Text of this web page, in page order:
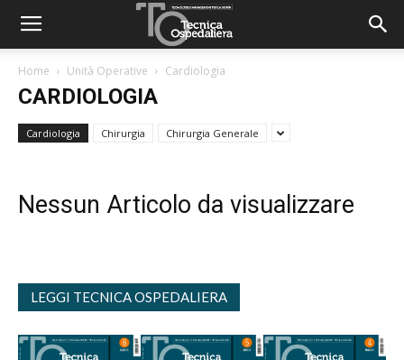
Home Unità Operative Cardiologia
CARDIOLOGIA
Cardiologia Chirurgia Chirurgia Generale
Nessun Articolo da visualizzare
LEGGI TECNICA OSPEDALIERA